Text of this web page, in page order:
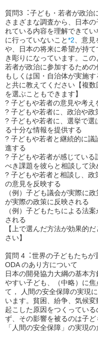
質問3︓子ども・若者が政治
さまざまな調査から、日本
れている内容を理解できてい
に行っていないこと*2、意見
や、日本の将来に希望が持
き彫りになっています。こ
若者が政治に参加するため
もしくは国・自治体が実施
と共に教えてください【複
を選ぶこともできます】
? 子どもや若者の意見や考え
? 子どもや若者に、政治や政
? 子どもや若者に、選挙で
る十分な情報を提供する
? 子どもや若者と継続的に
進する
? 子どもや若者が感じてい
べき課題を彼らと相談して決
? 子どもや若者と相談し、政
の意見を反映する
（例）子ども議会が実際に
が実際の政策に反映される
（例）子どもたちによる法
される
【上で選んだ方法が効果的
さい】
質問 4︓世界の子どもたち
ODA のあり方について
日本の開発協力大綱の基本
やすい子ども、（中略）に
て， 人間の安全保障の実現
います。貧困、紛争、気候
起こした原因をつくってい
ず、その影響を被るのは子
「人間の安全保障」の実現